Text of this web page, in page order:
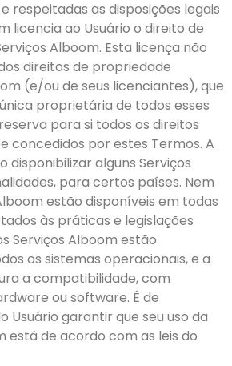
respeitadas as disposições legais
licencia ao Usuário o direito de
Alboom. Esta licença não
direitos de propriedade
(e/ou de seus licenciantes), que
proprietária de todos esses
para si todos os direitos
concedidos por estes Termos. A
disponibilizar alguns Serviços
para certos países. Nem
estão disponíveis em todas
às práticas e legislações
Serviços Alboom estão
os sistemas operacionais, e a
a compatibilidade, com
ou software. É de
Usuário garantir que seu uso da
está de acordo com as leis do